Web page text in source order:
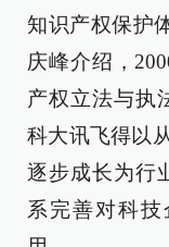
知识产权保护
庆峰介绍，
产权立法与执
科大讯飞得以
逐步成长为行
系完善对科